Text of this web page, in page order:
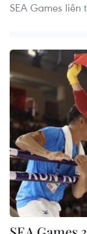
SEA Games liên